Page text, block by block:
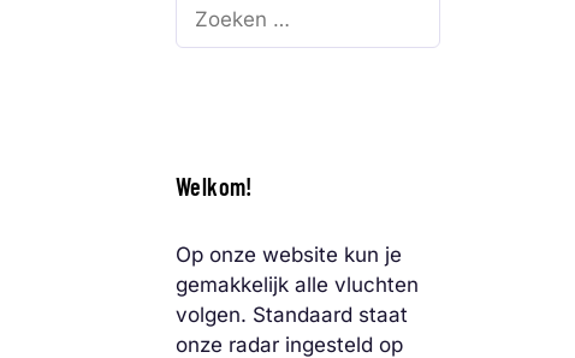
Zoek
Welkom!
Op onze website kun je
gemakkelijk alle vluchten
volgen. Standaard staat
onze radar ingesteld op